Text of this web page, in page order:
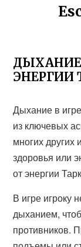
ДЫХАНИЕ
ЭНЕРГИИ
Дыхание в
из ключевых
многих других
здоровья или
от энергии
В игре игроку
дыханием,
противников.